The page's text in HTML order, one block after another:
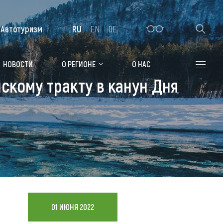
Алтайская зимовка
Где остановиться
Санатории
Гостиницы, отели
Коттеджи, базы
Сельские усадьбы
Мотели, придорожные отели
НОВОСТИ О РЕГИОНЕ О НАС
Автотуризм RU EN DE
тракту в канун Дня
01 ИЮНЯ 2022